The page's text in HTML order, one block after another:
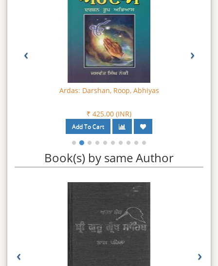
Ardas: Darshan, Roop, Abhiyas
₹ 425.00 (INR)
‹ ›
Book(s) by same Author
‹ ›